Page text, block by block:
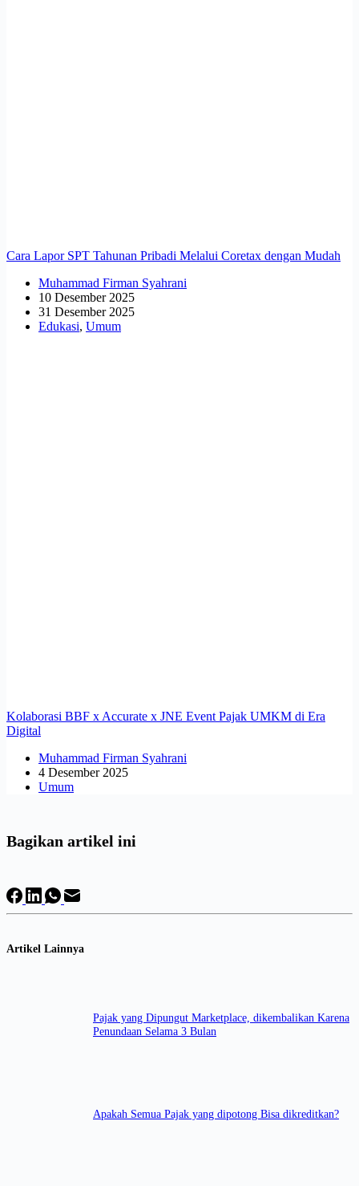
Cara Lapor SPT Tahunan Pribadi Melalui Coretax dengan Mudah
Muhammad Firman Syahrani
10 Desember 2025
31 Desember 2025
Edukasi, Umum
Kolaborasi BBF x Accurate x JNE Event Pajak UMKM di Era
Digital
Muhammad Firman Syahrani
4 Desember 2025
Umum
Bagikan artikel ini
Artikel Lainnya
Pajak yang Dipungut Marketplace, dikembalikan Karena
Penundaan Selama 3 Bulan
Apakah Semua Pajak yang dipotong Bisa dikreditkan?